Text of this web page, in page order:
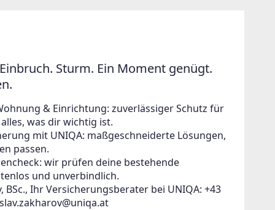
Sturm. Ein Moment genügt.
& Einrichtung: zuverlässiger Schutz für
was dir wichtig ist.
mit UNIQA: maßgeschneiderte Lösungen,
passen.
wir prüfen deine bestehende
und unverbindlich.
BSc., Ihr Versicherungsberater bei UNIQA: +43